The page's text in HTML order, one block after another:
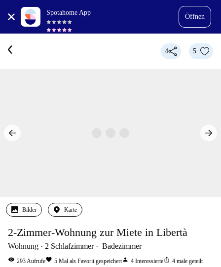
Spotahome App
Öffnen
4 5
Bilder Karte
2-Zimmer-Wohnung zur Miete in Libertà
Wohnung 2 Schlafzimmer Badezimmer
visibility 293Aufrufefavorite 5 Mal als Favorit gespeichertperson 4 Interessierteios_share 4 male geteilt